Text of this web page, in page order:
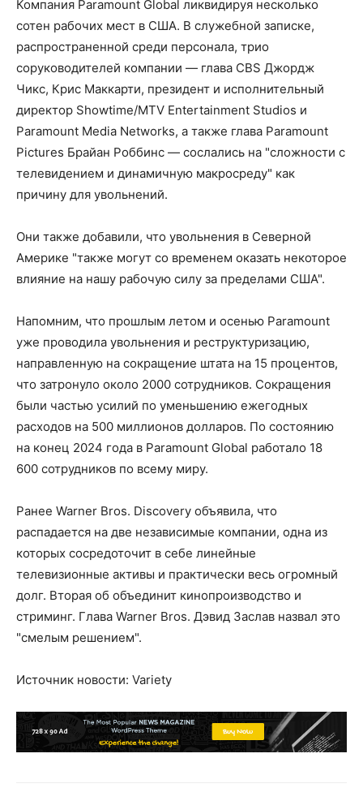
Компания Paramount Global ликвидируя несколько
сотен рабочих мест в США. В служебной записке,
распространенной среди персонала, трио
соруководителей компании — глава CBS Джордж
Чикс, Крис Маккарти, президент и исполнительный
директор Showtime/MTV Entertainment Studios и
Paramount Media Networks, а также глава Paramount
Pictures Брайан Роббинс — сослались на "сложности с
телевидением и динамичную макросреду" как
причину для увольнений.
Они также добавили, что увольнения в Северной
Америке "также могут со временем оказать некоторое
влияние на нашу рабочую силу за пределами США".
Напомним, что прошлым летом и осенью Paramount
уже проводила увольнения и реструктуризацию,
направленную на сокращение штата на 15 процентов,
что затронуло около 2000 сотрудников. Сокращения
были частью усилий по уменьшению ежегодных
расходов на 500 миллионов долларов. По состоянию
на конец 2024 года в Paramount Global работало 18
600 сотрудников по всему миру.
Ранее Warner Bros. Discovery объявила, что
распадается на две независимые компании, одна из
которых сосредоточит в себе линейные
телевизионные активы и практически весь огромный
долг. Вторая об объединит кинопроизводство и
стриминг. Глава Warner Bros. Дэвид Заслав назвал это
"смелым решением".
Источник новости: Variety